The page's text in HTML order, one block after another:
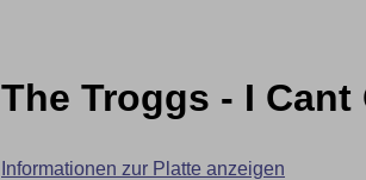
The Troggs - I
Informationen zur Platte anzeigen